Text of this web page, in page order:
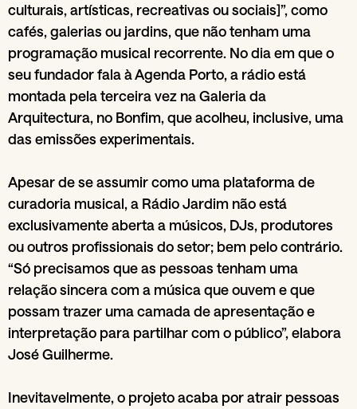
culturais, artísticas, recreativas ou sociais]”, como
cafés, galerias ou jardins, que não tenham uma
programação musical recorrente. No dia em que o
seu fundador fala à Agenda Porto, a rádio está
montada pela terceira vez na Galeria da
Arquitectura, no Bonfim, que acolheu, inclusive, uma
das emissões experimentais.
Apesar de se assumir como uma plataforma de
curadoria musical, a Rádio Jardim não está
exclusivamente aberta a músicos, DJs, produtores
ou outros profissionais do setor; bem pelo contrário.
“Só precisamos que as pessoas tenham uma
relação sincera com a música que ouvem e que
possam trazer uma camada de apresentação e
interpretação para partilhar com o público”, elabora
José Guilherme.
Inevitavelmente, o projeto acaba por atrair pessoas